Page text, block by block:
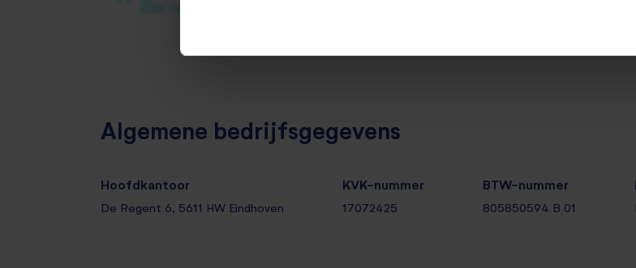
Algemene bedrijfsgegevens
Hoofdkantoor
De Regent 6, 5611 HW Eindhoven
KVK-nummer
17072425
BTW-nummer
805850594 B 01